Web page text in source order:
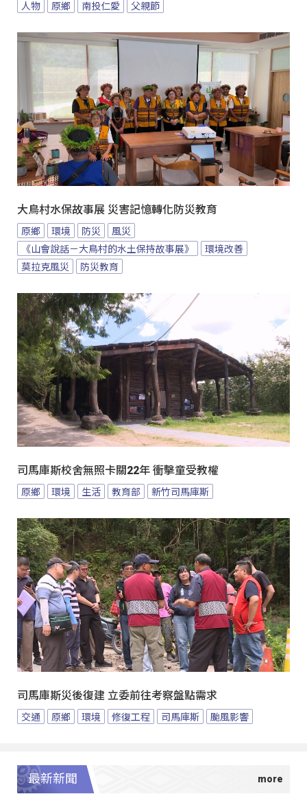
人物 原鄉 南投仁愛 父親節
大鳥村水保故事展 災害記憶轉化防災教育
原鄉 環境 防災
風災
《山會說話－大鳥村的水土保持故事展》
環境改善
莫拉克風災
防災教育
司馬庫斯校舍無照卡關22年 衝擊童受教權
原鄉 環境 生活 教育部 新竹司馬庫斯
司馬庫斯災後復建 立委前往考察盤點需求
交通 原鄉 環境 修復工程 司馬庫斯 颱風影響
最新新聞